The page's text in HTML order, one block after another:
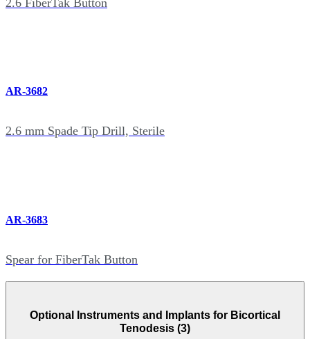
AR-3682
2.6 mm Spade Tip Drill, Sterile
AR-3683
Spear for FiberTak Button
Optional Instruments and Implants for Bicortical
Tenodesis (3)